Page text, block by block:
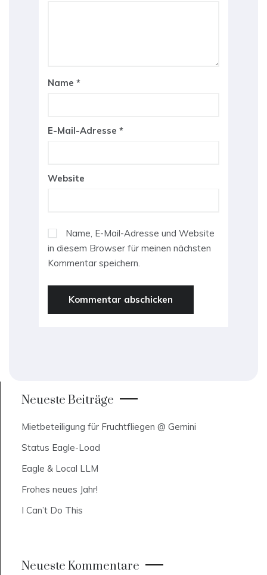
Name *
E-Mail-Adresse *
Website
Name, E-Mail-Adresse und Website
in diesem Browser für meinen nächsten
Kommentar speichern.
Neueste Beiträge
Mietbeteiligung für Fruchtfliegen @ Gemini
Status Eagle-Load
Eagle & Local LLM
Frohes neues Jahr!
I Can’t Do This
Neueste Kommentare